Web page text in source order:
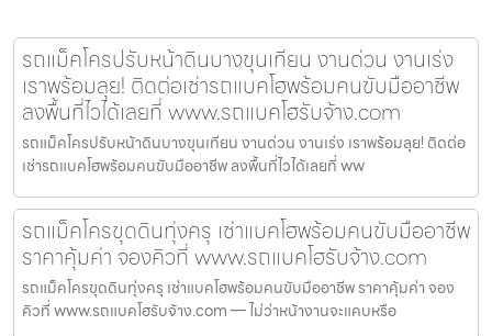
รถแม็คโครปรับหน้าดินบางขุนเทียน งานด่วน งานเร่ง
เราพร้อมลุย! ติดต่อเช่ารถแบคโฮพร้อมคนขับมืออาชีพ
ลงพื้นที่ไวได้เลยที่ www.รถแบคโฮรับจ้าง.com
รถแม็คโครปรับหน้าดินบางขุนเทียน งานด่วน งานเร่ง เราพร้อมลุย! ติดต่อ
เช่ารถแบคโฮพร้อมคนขับมืออาชีพ ลงพื้นที่ไวได้เลยที่ ww
รถแม็คโครขุดดินทุ่งครุ เช่าแบคโฮพร้อมคนขับมืออาชีพ
ราคาคุ้มค่า จองคิวที่ www.รถแบคโฮรับจ้าง.com
รถแม็คโครขุดดินทุ่งครุ เช่าแบคโฮพร้อมคนขับมืออาชีพ ราคาคุ้มค่า จอง
คิวที่ www.รถแบคโฮรับจ้าง.com — ไม่ว่าหน้างานจะแคบหรือ